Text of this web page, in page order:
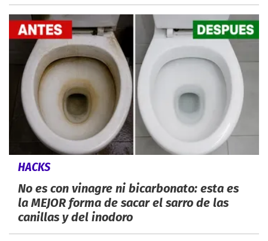
HACKS
No es con vinagre ni bicarbonato: esta es
la MEJOR forma de sacar el sarro de las
canillas y del inodoro